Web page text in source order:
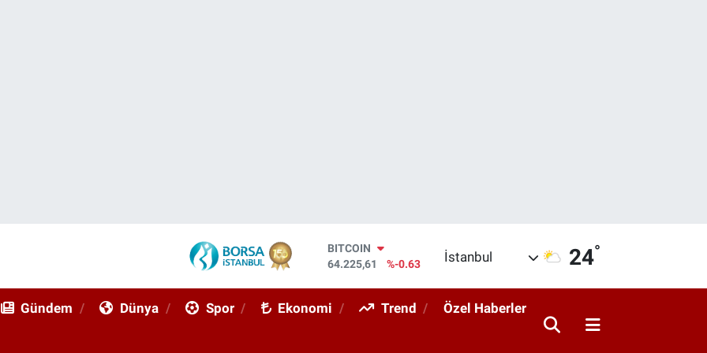
DOLAR
47,7143
%0.16
STERLİN
İstanbul 24°
Gündem Dünya Spor Ekonomi Trend Özel Haberler